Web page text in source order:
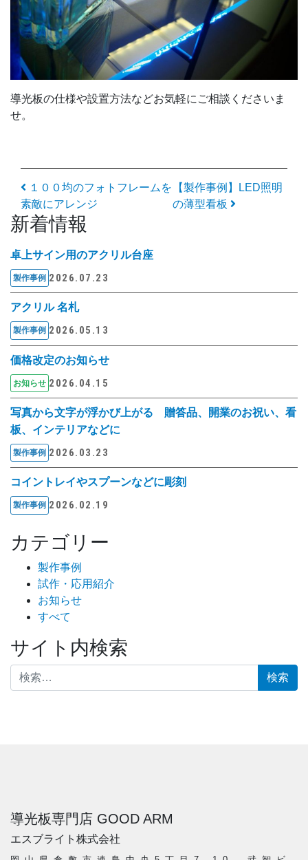
導光板の仕様や設置方法などお気軽にご相談くださいま
せ。
投稿ナビゲーション
１００均のフォトフレームを
素敵にアレンジ
【製作事例】LED照明
の薄型看板
新着情報
卓上サイン用のアクリル台座
製作事例 2026.07.23
アクリル 名札
製作事例 2026.05.13
価格改定のお知らせ
お知らせ 2026.04.15
写真から文字が浮かび上がる 贈答品、開業のお祝い、看
板、インテリアなどに
製作事例 2026.03.23
コイントレイやスプーンなどに彫刻
製作事例 2026.02.19
カテゴリー
製作事例
試作・応用紹介
お知らせ
すべて
サイト内検索
検索:
導光板専門店 GOOD ARM
エスブライト株式会社